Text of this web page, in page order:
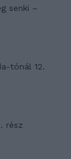
senki –
tónál 12.
rész